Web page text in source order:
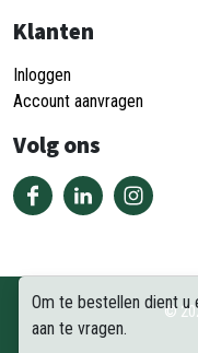
Om te bestellen dient
aan te vragen.
Klanten
Inloggen
Account aanvragen
Volg ons
©